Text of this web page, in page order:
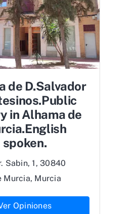
de D.Salvador
in Alhama de
spoken.
Sabin, 1, 30840
Murcia, Murcia
Opiniones